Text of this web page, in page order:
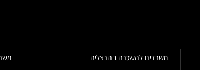
משרדים להשכרה בהרצליה